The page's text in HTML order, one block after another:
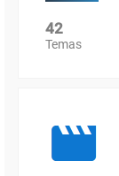
42
Temas